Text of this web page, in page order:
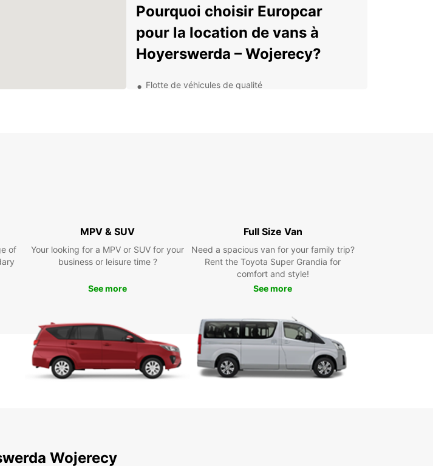
Pourquoi choisir Europcar
pour la location de vans à
Hoyerswerda – Wojerecy?
Flotte de véhicules de qualité
Lorsque vous louez un van avec Europcar à
Hoyerswerda – Wojerecy, vous bénéficiez de nombreux
Des tarifs compétitifs et transparents
véhicules adaptés à vos besoins
Un processus de réservation facile et rapide en ligne
ou en agence
La garantie d'une expérience de location sans
soucis, grâce à notre équipe dévouée
of
MPV & SUV
Your looking for a MPV or SUV for your
business or leisure time ?
See more
Full Size Van
Need a spacious van for your family trip?
Rent the Toyota Super Grandia for
comfort and style!
See more
Wojerecy